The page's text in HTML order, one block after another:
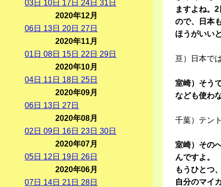
ますよね。
ので、日本
ほうがいい
亘）日本で
室崎）そう
なども使わ
千葉）テン
室崎）その
んですよ。
もうひとつ
自分のマイ
03日 10日 17 日 24日 31 日
2020年12月
06日 13日 20日 27日
2020年11月
01 日 08日 15日 22 日 29日
2020年10月
04日 11 日 18日 25日
2020年09月
06日 13日 27日
2020年08月
02 日 09日 16日 23日 30日
2020年07月
05日 12 日 19日 26日
2020年06月
07日 14日 21 日 28日